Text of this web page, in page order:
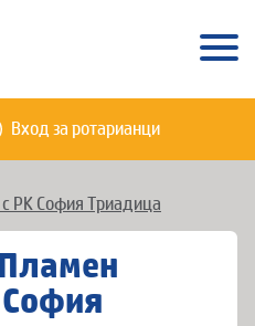
Вход за ротарианци
РК София Триадица
София